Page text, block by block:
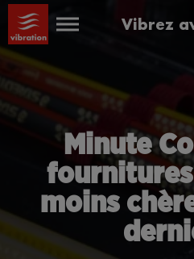
Vibrez
Minute
moins